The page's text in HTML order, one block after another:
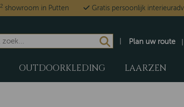
2 showroom in Putten Gratis persoonlijk
Plan uw route
OUTDOORKLEDING LAARZEN